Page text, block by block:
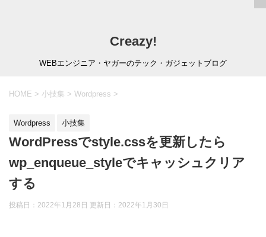
Creazy!
WEBエンジニア・ヤガーのテック・ガジェットブログ
HOME > 小技集 > Wordpress >
Wordpress 小技集
WordPressでstyle.cssを更新したら
wp_enqueue_styleでキャッシュクリア
する
投稿日：2022年1月28日 更新日： 2022年1月30日